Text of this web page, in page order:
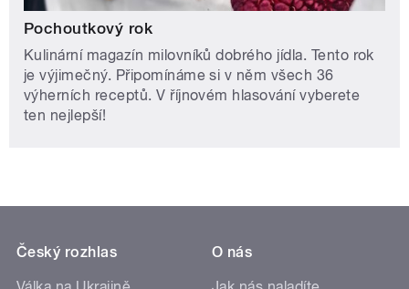
Pochoutkový rok
Kulinární magazín milovníků dobrého jídla. Tento rok
je výjimečný. Připomínáme si v něm všech 36
výherních receptů. V říjnovém hlasování vyberete
ten nejlepší!
Český rozhlas
O nás